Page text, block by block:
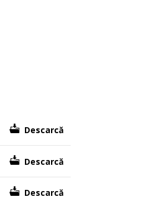
Descarcă
Descarcă
Descarcă